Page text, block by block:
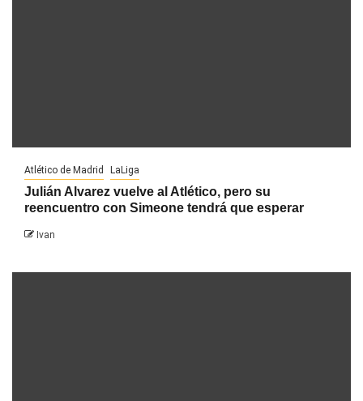
Atlético de Madrid LaLiga
Julián Alvarez vuelve al Atlético, pero su
reencuentro con Simeone tendrá que esperar
Ivan